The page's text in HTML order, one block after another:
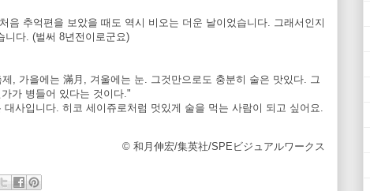
음 추억편을 보았을 때도 역시 비오는 더운 날이었습니다. 그래서인지
니다. (벌써 8년전이로군요)
, 가을에는 滿月, 겨울에는 눈. 그것만으로도 충분히 술은 맛있다. 그
가 병들어 있다는 것이다."
사입니다. 히코 세이쥬로처럼 멋있게 술을 먹는 사람이 되고 싶어요.
© 和月伸宏/集英社/SPEビジュアルワークス